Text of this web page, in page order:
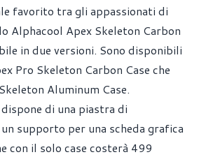
favorito tra gli appassionati di
Alphacool Apex Skeleton Carbon
in due versioni. Sono disponibili
Pro Skeleton Carbon Case che
Aluminum Case.
di una piastra di
supporto per una scheda grafica
con il solo case costerà 499